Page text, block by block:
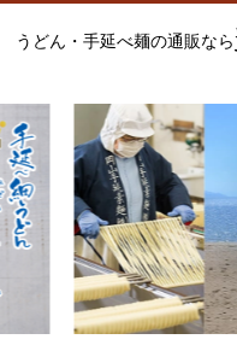
うどん・手延べ麺の通販なら
マイページ
うどん
絹ひめ各種